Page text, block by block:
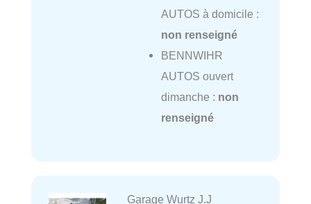
AUTOS à domicile :
non renseigné
BENNWIHR
AUTOS ouvert
dimanche : non
renseigné
Garage Wurtz J.J